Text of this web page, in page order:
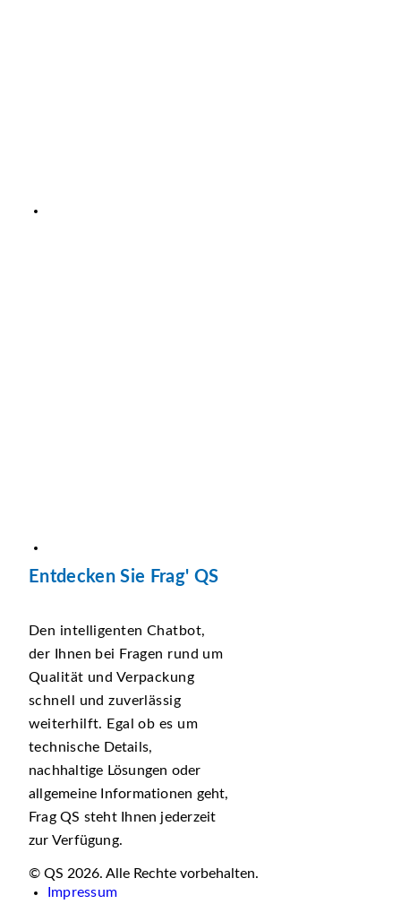
Entdecken Sie Frag' QS
Den intelligenten Chatbot,
der Ihnen bei Fragen rund um
Qualität und Verpackung
schnell und zuverlässig
weiterhilft. Egal ob es um
technische Details,
nachhaltige Lösungen oder
allgemeine Informationen geht,
Frag QS steht Ihnen jederzeit
zur Verfügung.
© QS 2026. Alle Rechte vorbehalten.
Impressum